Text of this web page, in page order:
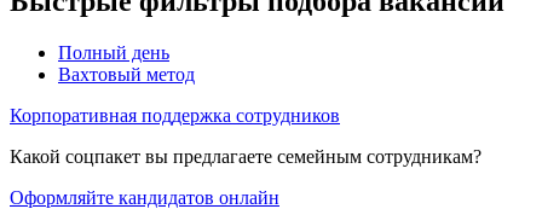
Полный день
Вахтовый метод
Корпоративная поддержка сотрудников
Какой соцпакет вы предлагаете семейным сотрудникам?
Оформляйте кандидатов онлайн